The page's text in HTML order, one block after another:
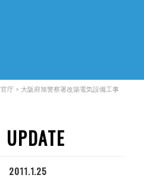
官庁 > 大阪府旭警察署改築電気設備工事
UPDATE
2011.1.25